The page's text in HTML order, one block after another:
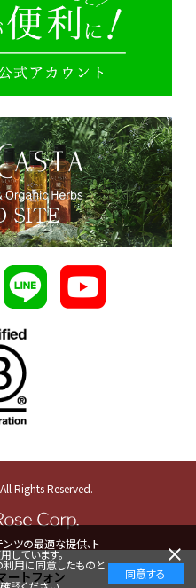
Rights Reserved.
ートフォン
ツの最適な提供、ト
しています。
用に同意したものと
同意する